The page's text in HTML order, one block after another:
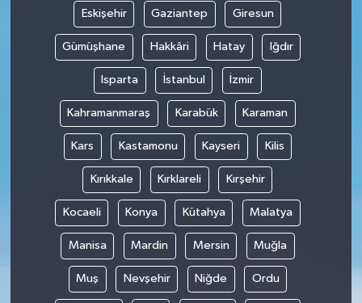
Eskişehir Gaziantep Giresun
Gümüşhane Hakkâri Hatay Iğdır
Isparta İstanbul İzmir
Kahramanmaraş Karabük Karaman
Kars Kastamonu Kayseri Kilis
Kırıkkale Kırklareli Kırşehir
Kocaeli Konya Kütahya Malatya
Manisa Mardin Mersin Muğla
Muş Nevşehir Niğde Ordu